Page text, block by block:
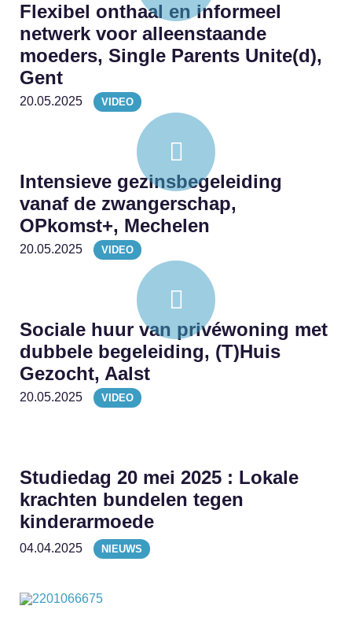
Flexibel onthaal en informeel
netwerk voor alleenstaande
moeders, Single Parents Unite(d),
Gent
20.05.2025 VIDEO
Intensieve gezinsbegeleiding
vanaf de zwangerschap,
OPkomst+, Mechelen
20.05.2025 VIDEO
Sociale huur van privéwoning met
dubbele begeleiding, (T)Huis
Gezocht, Aalst
20.05.2025 VIDEO
Studiedag 20 mei 2025 : Lokale
krachten bundelen tegen
kinderarmoede
04.04.2025 NIEUWS